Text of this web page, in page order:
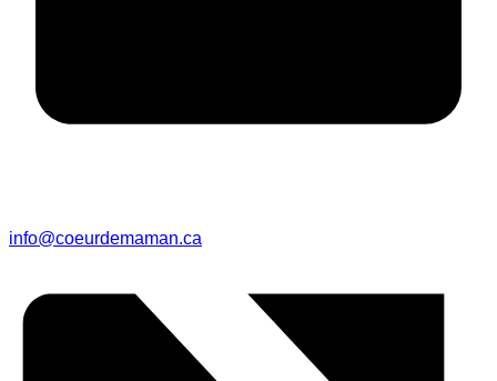
info@coeurdemaman.ca